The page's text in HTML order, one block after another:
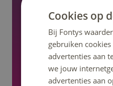
Regelingen, statuten en
Cookies op
Bij Fontys
gebruiken
advertenties aan
we jouw
advertenties aan